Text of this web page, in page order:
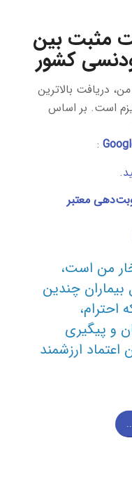
مثبت بین
کشور
دریافت بالاترین
است. بر اساس
:
نوبت‌دهی معتبر
من است،
بیماران چندین
احترام،
و پیگیری
اعتماد ارزشمند